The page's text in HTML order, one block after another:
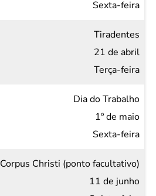
Sexta-feira
Tiradentes
21 de abril
Terça-feira
Dia do Trabalho
1º de maio
Sexta-feira
Corpus Christi (ponto facultativo)
11 de junho